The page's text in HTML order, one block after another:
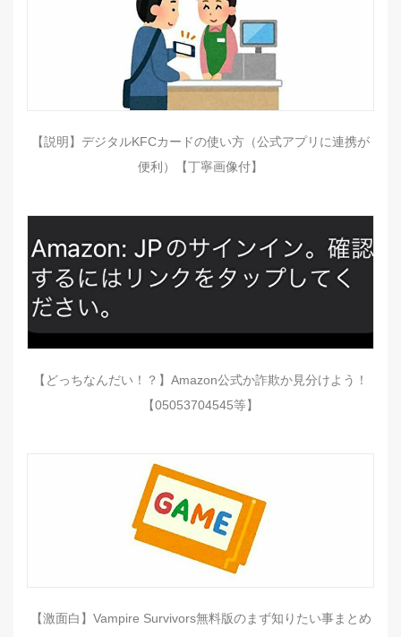
【説明】デジタルKFCカードの使い方（公式アプリに連携が
便利）【丁寧画像付】
【どっちなんだい！？】Amazon公式か詐欺か見分けよう！
【05053704545等】
【激面白】Vampire Survivors無料版のまず知りたい事まとめ